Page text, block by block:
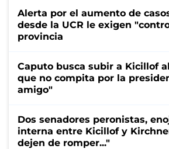
Alerta por el aumento de
desde la UCR le exigen
provincia
Caputo busca subir a Kicillof
que no compita por la
amigo"
Dos senadores peronistas,
interna entre Kicillof y
dejen de romper..."